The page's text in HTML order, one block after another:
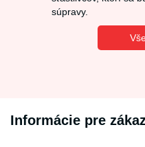
súpravy.
Informácie pre